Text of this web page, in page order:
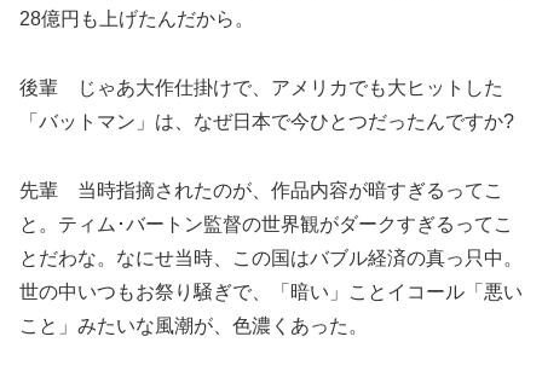
28億円も上げたんだから。
後輩 じゃあ大作仕掛けで、アメリカでも大ヒットした
「バットマン」は、なぜ日本で今ひとつだったんですか?
先輩 当時指摘されたのが、作品内容が暗すぎるってこ
と。ティム･バートン監督の世界観がダークすぎるってこ
とだわな。なにせ当時、この国はバブル経済の真っ只中。
世の中いつもお祭り騒ぎで、「暗い」ことイコール「悪い
こと」みたいな風潮が、色濃くあった。